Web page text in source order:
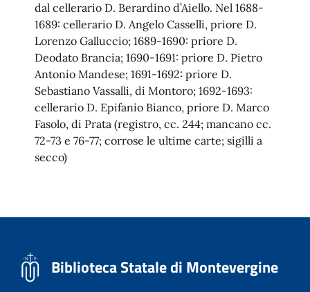
dal cellerario D. Berardino d’Aiello. Nel 1688-
1689: cellerario D. Angelo Casselli, priore D.
Lorenzo Galluccio; 1689-1690: priore D.
Deodato Brancia; 1690-1691: priore D. Pietro
Antonio Mandese; 1691-1692: priore D.
Sebastiano Vassalli, di Montoro; 1692-1693:
cellerario D. Epifanio Bianco, priore D. Marco
Fasolo, di Prata (registro, cc. 244; mancano cc.
72-73 e 76-77; corrose le ultime carte; sigilli a
secco)
Biblioteca Statale di Montevergine